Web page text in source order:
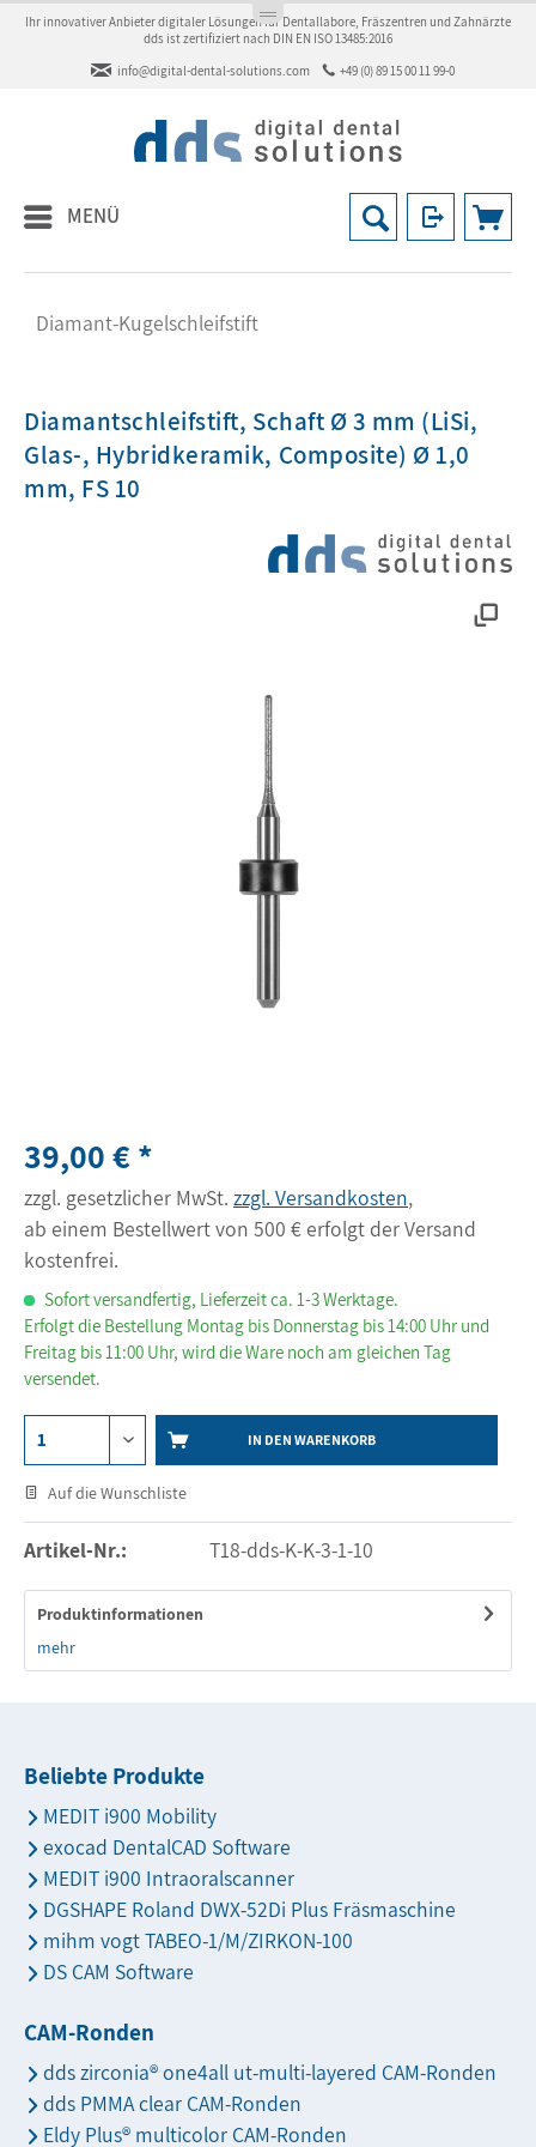
Ihr innovativer Anbieter digitaler Lösungen für Dentallabore, Fräszentren und Zahnärzte
dds ist zertifiziert nach DIN EN ISO 13485:2016
info@digital-dental-solutions.com
+49 (0) 89 15 00 11 99-0
MENÜ
Diamant-Kugelschleifstift
Diamantschleifstift, Schaft Ø 3 mm (LiSi,
Glas-, Hybridkeramik, Composite) Ø 1,0
mm, FS 10
39,00 € *
zzgl. gesetzlicher MwSt. zzgl. Versandkosten,
ab einem Bestellwert von 500 € erfolgt der Versand
kostenfrei.
Sofort versandfertig, Lieferzeit ca. 1-3 Werktage.
Erfolgt die Bestellung Montag bis Donnerstag bis 14:00 Uhr und
Freitag bis 11:00 Uhr, wird die Ware noch am gleichen Tag
versendet.
IN DEN WARENKORB
Auf die Wunschliste
Artikel-Nr.: T18-dds-K-K-3-1-10
Produktinformationen
mehr
Beliebte Produkte
MEDIT i900 Mobility
exocad DentalCAD Software
MEDIT i900 Intraoralscanner
DGSHAPE Roland DWX-52Di Plus Fräsmaschine
mihm vogt TABEO-1/M/ZIRKON-100
DS CAM Software
CAM-Ronden
dds zirconia® one4all ut-multi-layered CAM-Ronden
dds PMMA clear CAM-Ronden
Eldy Plus® multicolor CAM-Ronden